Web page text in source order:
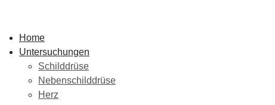
Home
Untersuchungen
Schilddrüse
Nebenschilddrüse
Herz